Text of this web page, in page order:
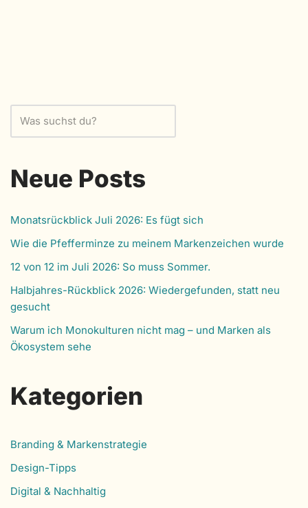
Neue Posts
Monatsrückblick Juli 2026: Es fügt sich
Wie die Pfefferminze zu meinem Markenzeichen wurde
12 von 12 im Juli 2026: So muss Sommer.
Halbjahres-Rückblick 2026: Wiedergefunden, statt neu
gesucht
Warum ich Monokulturen nicht mag – und Marken als
Ökosystem sehe
Kategorien
Branding & Markenstrategie
Design-Tipps
Digital & Nachhaltig